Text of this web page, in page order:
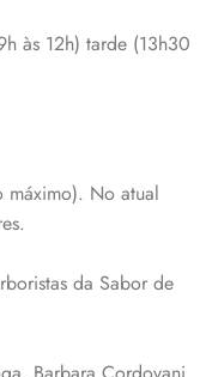
às 12h) tarde (13h30
máximo). No atual
da Sabor de